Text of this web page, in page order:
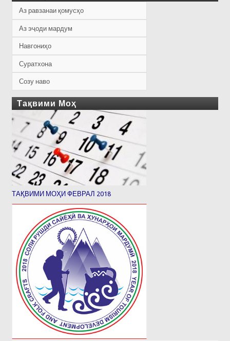
Аз равзанаи қомусҳо
Аз эҷоди мардум
Навгониҳо
Суратхона
Созу наво
Тақвими Моҳ
ТАҚВИМИ МОҲИ ФЕВРАЛ 2018